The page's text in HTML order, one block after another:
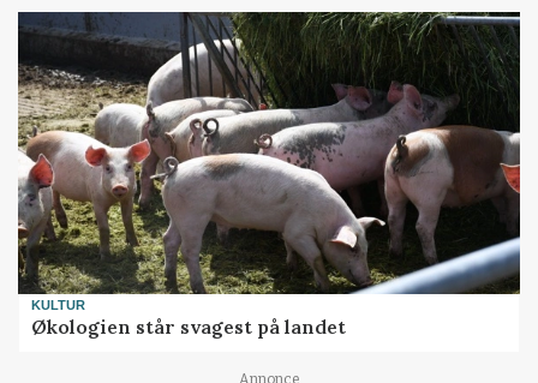
KULTUR
Økologien står svagest på landet
Annonce